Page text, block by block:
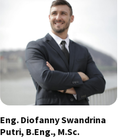
Eng. Diofanny Swandrina
Putri, B.Eng., M.Sc.